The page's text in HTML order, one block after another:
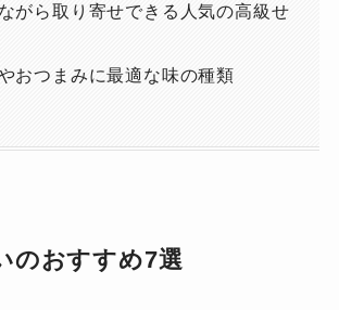
がら取り寄せできる人気の高級せ
おつまみに最適な味の種類
のおすすめ7選